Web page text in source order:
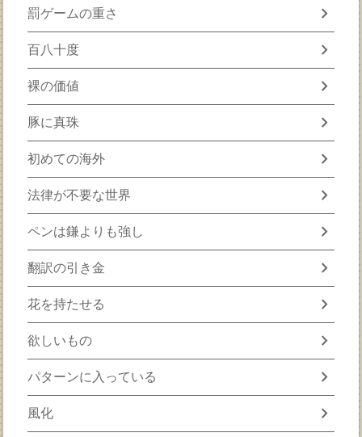
罰ゲームの重さ chevron_right
百八十度 chevron_right
裸の価値 chevron_right
豚に真珠 chevron_right
初めての海外 chevron_right
法律が不要な世界 chevron_right
ペンは鎌よりも強し chevron_right
翻訳の引き金 chevron_right
花を持たせる chevron_right
欲しいもの chevron_right
パターンに入っている chevron_right
風化 chevron_right